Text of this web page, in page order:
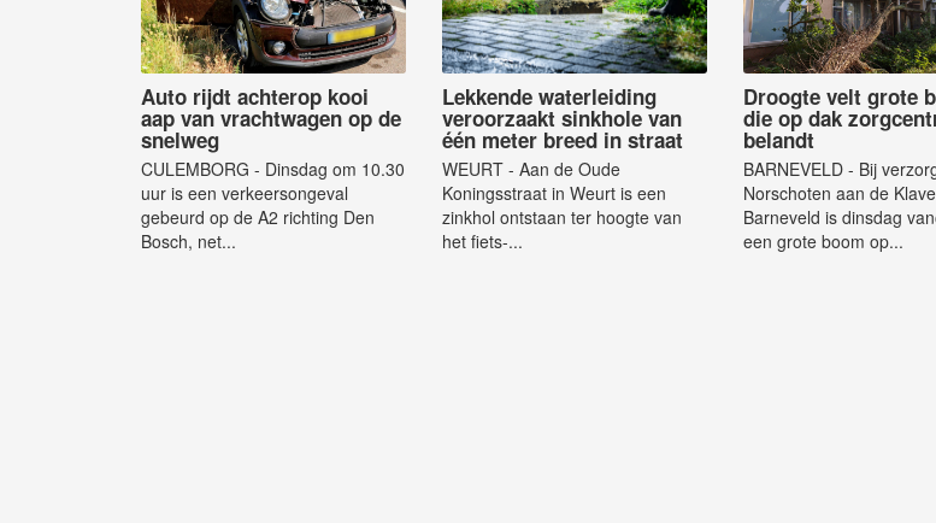
Auto rijdt achterop kooi
aap van vrachtwagen op de
snelweg
CULEMBORG - Dinsdag om 10.30
uur is een verkeersongeval
gebeurd op de A2 richting Den
Bosch, net...
Lekkende waterleiding
veroorzaakt sinkhole van
één meter breed in straat
WEURT - Aan de Oude
Koningsstraat in Weurt is een
zinkhol ontstaan ter hoogte van
het fiets-...
Droogte velt grote
die op dak
belandt
BARNEVELD - Bij
Norschoten aan de
Barneveld is dinsdag
een grote boom op...